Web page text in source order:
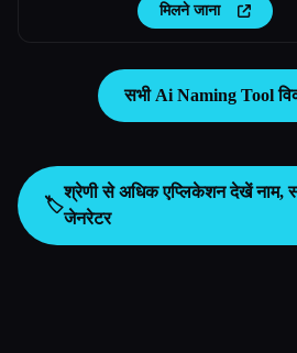
मिलने जाना
सभी Ai Naming Tool
🏷️
श्रेणी से अधिक एप्लिकेशन देखेंनाम,
जेनरेटर